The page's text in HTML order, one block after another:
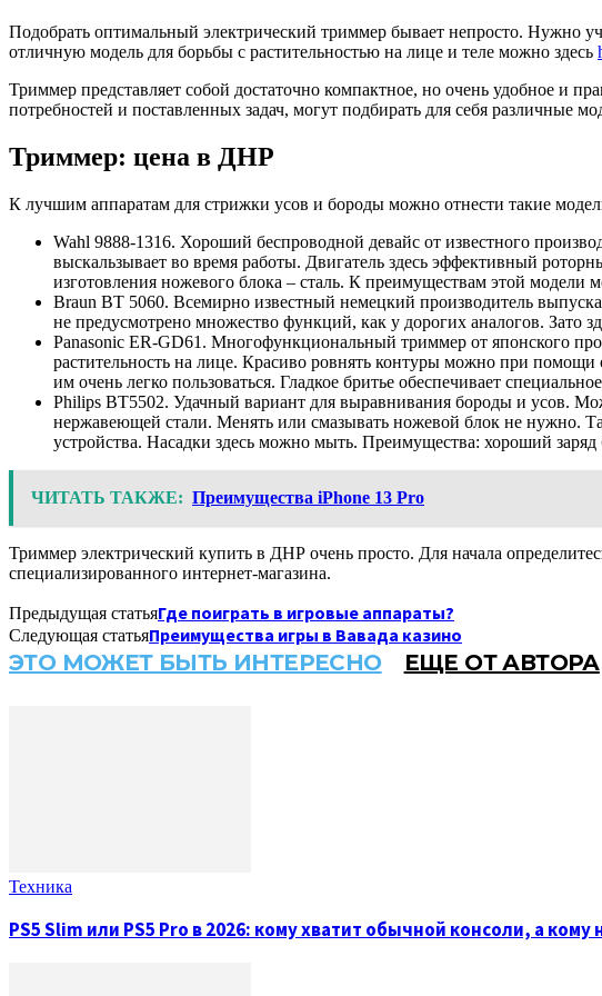
Подобрать оптимальный электрический триммер бывает непросто. Нужно
отличную модель для борьбы с растительностью на лице и теле можно здесь
Триммер представляет собой достаточно компактное, но очень удобное и
потребностей и поставленных задач, могут подбирать для себя различные
Триммер: цена в ДНР
К лучшим аппаратам для стрижки усов и бороды можно отнести такие
Wahl 9888-1316. Хороший беспроводной девайс от известного
выскальзывает во время работы. Двигатель здесь эффективный
изготовления ножевого блока – сталь. К преимуществам этой
Braun BT 5060. Всемирно известный немецкий производитель
не предусмотрено множество функций, как у дорогих аналогов. Зато
Panasonic ER-GD61. Многофункциональный триммер от японского
растительность на лице. Красиво ровнять контуры можно при
им очень легко пользоваться. Гладкое бритье обеспечивает
Philips BT5502. Удачный вариант для выравнивания бороды и усов.
нержавеющей стали. Менять или смазывать ножевой блок не нужно.
устройства. Насадки здесь можно мыть. Преимущества: хороший
ЧИТАТЬ ТАКЖЕ: Преимущества iPhone 13 Pro
Триммер электрический купить в ДНР очень просто. Для начала
специализированного интернет-магазина.
Предыдущая статьяГде поиграть в игровые аппараты?
Следующая статьяПреимущества игры в Вавада казино
ЭТО МОЖЕТ БЫТЬ ИНТЕРЕСНО ЕЩЕ ОТ АВТОРА
Техника
PS5 Slim или PS5 Pro в 2026: кому хватит обычной консоли, а кому